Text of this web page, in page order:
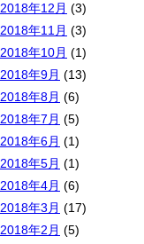
2018年12月 (3)
2018年11月 (3)
2018年10月 (1)
2018年9月 (13)
2018年8月 (6)
2018年7月 (5)
2018年6月 (1)
2018年5月 (1)
2018年4月 (6)
2018年3月 (17)
2018年2月 (5)